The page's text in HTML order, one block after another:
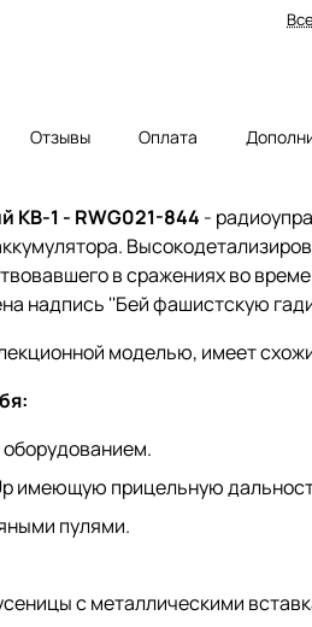
Отзывы Оплата
КВ-1 - RWG021-844 -
в сражениях во
надпись ''Бей фашистскую
моделью, имеет
имеющую прицельную
пулями.
с металлическими